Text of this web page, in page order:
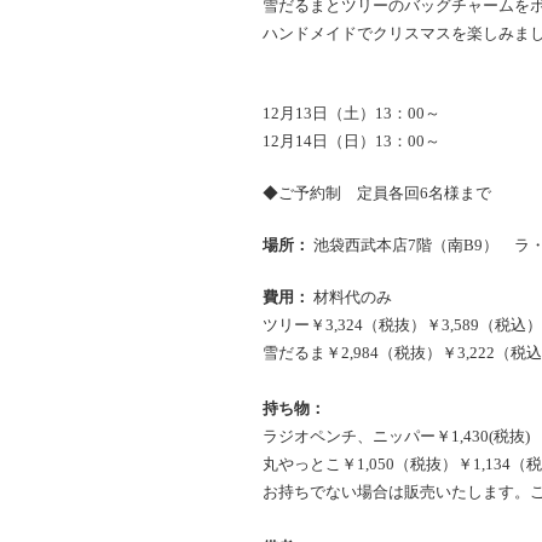
雪だるまとツリーのバッグチャームを
ハンドメイドでクリスマスを楽しみま
12月13日（土）13：00～
12月14日（日）13：00～
◆ご予約制 定員各回6名様まで
場所： 池袋西武本店7階（南B9） ラ
費用： 材料代のみ
ツリー￥3,324（税抜）￥3,589（税込）
雪だるま￥2,984（税抜）￥3,222（税
持ち物：
ラジオペンチ、ニッパー￥1,430(税抜
丸やっとこ￥1,050（税抜）￥1,134（
お持ちでない場合は販売いたします。